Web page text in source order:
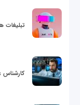
تبلیغات
کارشناس